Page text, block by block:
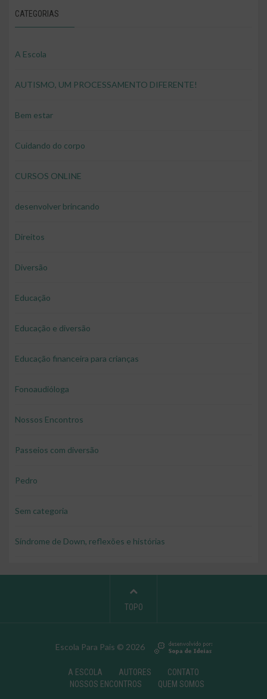
CATEGORIAS
A Escola
AUTISMO, UM PROCESSAMENTO DIFERENTE!
Bem estar
Cuidando do corpo
CURSOS ONLINE
desenvolver brincando
Direitos
Diversão
Educação
Educação e diversão
Educação financeira para crianças
Fonoaudióloga
Nossos Encontros
Passeios com diversão
Pedro
Sem categoria
Síndrome de Down, reflexões e histórias
Escola Para Pais © 2026
A ESCOLA AUTORES
CONTATO
NOSSOS ENCONTROS
QUEM SOMOS
TOPO